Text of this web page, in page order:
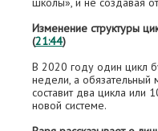
Изменение структуры
(21:44)
В 2020 году один цикл
недели, а обязательный
составит два цикла или
новой системе.